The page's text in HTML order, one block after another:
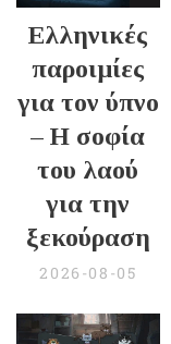
Ελληνικές
παροιμίες
για τον ύπνο
– Η σοφία
του λαού
για την
ξεκούραση
2026-08-05